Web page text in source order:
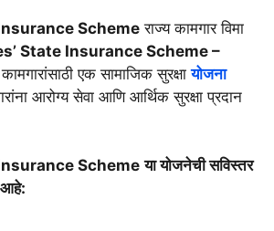
Scheme राज्य कामगार विमा
State Insurance Scheme –
एक सामाजिक सुरक्षायोजना
आरोग्य सेवा आणि आर्थिक सुरक्षा प्रदान
Scheme या योजनेची सविस्तर
आहे: